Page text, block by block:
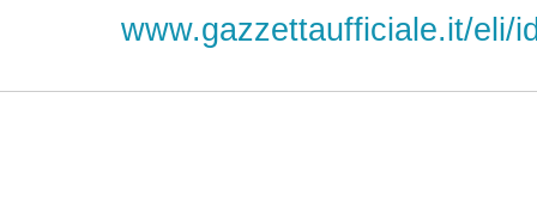
www.gazzettaufficiale.it/eli/